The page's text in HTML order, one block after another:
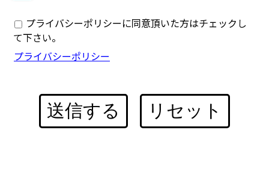
プライバシーポリシーに同意頂いた方はチェックし
て下さい。
プライバシーポリシー
送信する リセット